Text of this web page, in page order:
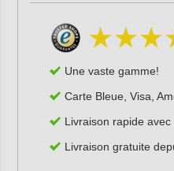
Une vaste gamme!
Carte Bleue, Visa,
Livraison rapide avec
Livraison gratuite